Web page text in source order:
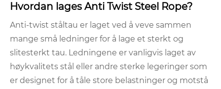
Hvordan lages Anti Twist Steel Rope?
Anti-twist ståltau er laget ved å veve sammen
mange små ledninger for å lage et sterkt og
slitesterkt tau. Ledningene er vanligvis laget av
høykvalitets stål eller andre sterke legeringer som
er designet for å tåle store belastninger og motstå